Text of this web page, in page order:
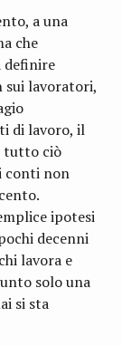
a una
che
definire
sui lavoratori,
di lavoro, il
tutto ciò
conti non
ipotesi
decenni
lavora e
solo una
si sta